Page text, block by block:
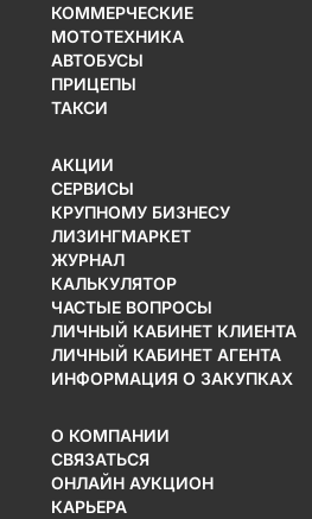
КОММЕРЧЕСКИЕ
МОТОТЕХНИКА
АВТОБУСЫ
ПРИЦЕПЫ
ТАКСИ
АКЦИИ
СЕРВИСЫ
КРУПНОМУ БИЗНЕСУ
ЛИЗИНГМАРКЕТ
ЖУРНАЛ
КАЛЬКУЛЯТОР
ЧАСТЫЕ ВОПРОСЫ
ЛИЧНЫЙ КАБИНЕТ КЛИЕНТА
ЛИЧНЫЙ КАБИНЕТ АГЕНТА
ИНФОРМАЦИЯ О ЗАКУПКАХ
О КОМПАНИИ
СВЯЗАТЬСЯ
ОНЛАЙН АУКЦИОН
КАРЬЕРА